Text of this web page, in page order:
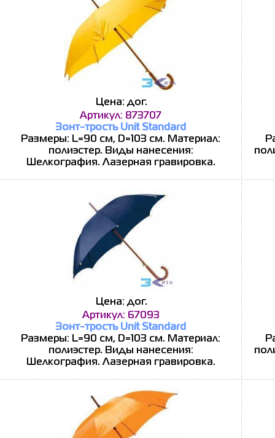
Цена: дог.
Артикул: 873707
Зонт-трость Unit Standard
Размеры: L=90 см, D=103 см. Материал:
полиэстер. Виды нанесения:
Шелкография. Лазерная гравировка.
Цена: дог.
Артикул: 67093
Зонт-трость Unit Standard
Размеры: L=90 см, D=103 см. Материал:
полиэстер. Виды нанесения:
Шелкография. Лазерная гравировка.